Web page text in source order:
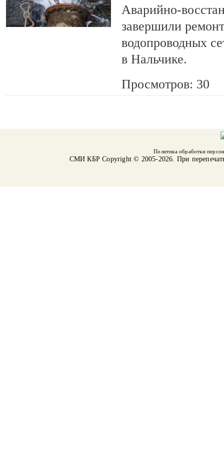
Аварийно-
завершили
водопроводных
в Нальчике.
Просмотров: 30
Политика обработки
СМИ КБРCopyright © 2005-2026. При